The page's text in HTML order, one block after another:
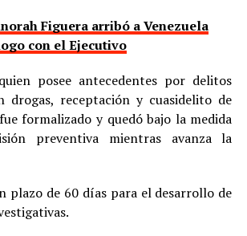
Figuera arribó a Venezuela
con el Ejecutivo
posee antecedentes por delitos
drogas, receptación y cuasidelito de
formalizado y quedó bajo la medida
preventiva mientras avanza la
plazo de 60 días para el desarrollo de